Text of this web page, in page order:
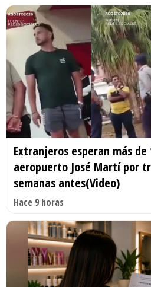
Extranjeros esperan más de
aeropuerto José Martí por
semanas antes(Video)
Hace 9 horas